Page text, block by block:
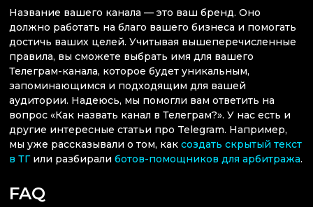
Название вашего канала — это ваш бренд. Оно
должно работать на благо вашего бизнеса и помогать
достичь ваших целей. Учитывая вышеперечисленные
правила, вы сможете выбрать имя для вашего
Телеграм-канала, которое будет уникальным,
запоминающимся и подходящим для вашей
аудитории. Надеюсь, мы помогли вам ответить на
вопрос «Как назвать канал в Телеграм?». У нас есть и
другие интересные статьи про Telegram. Например,
мы уже рассказывали о том, как создать скрытый текст
в ТГили разбирали ботов-помощников для арбитража.
FAQ